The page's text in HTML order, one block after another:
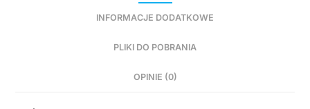
INFORMACJE DODATKOWE
PLIKI DO POBRANIA
OPINIE (0)